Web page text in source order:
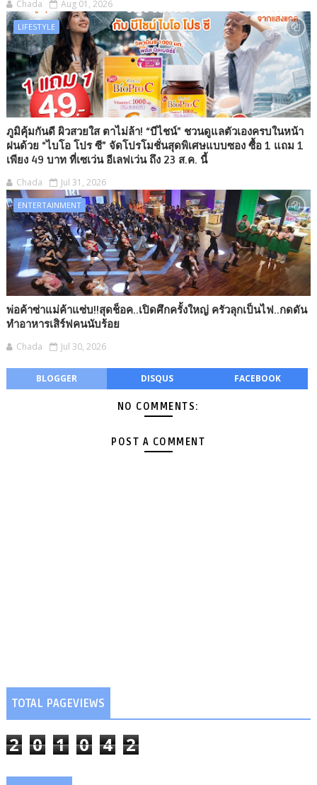
Chada Aug 01, 2026
LIFESTYLE
ภูมิคุ้มกันดี ผิวสวยใส ตาไม่ล้า! “บีไชน์” ชวนดูแลตัวเองครบในหน้า
ฝนด้วย “ไบโอ โปร ซี” จัดโปรโมชั่นสุดพิเศษแบบซอง ซื้อ 1 แถม 1
เพียง 49 บาท ที่เซเว่น อีเลฟเว่น ถึง 23 ส.ค. นี้
Chada Jul 31, 2026
ENTERTAINMENT
พ่อค้าซ่าแม่ค้าแซ่บ!!สุดช็อค..เปิดศึกครั้งใหญ่ ครัวลุกเป็นไฟ..กดดัน
ทำอาหารเสิร์ฟคนนับร้อย
Chada Jul 30, 2026
BLOGGER DISQUS FACEBOOK
NO COMMENTS:
POST A COMMENT
TOTAL PAGEVIEWS
2 0 1 0 4 2